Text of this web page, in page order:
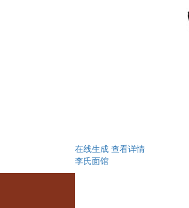
在线生成 查看详情
李氏面馆